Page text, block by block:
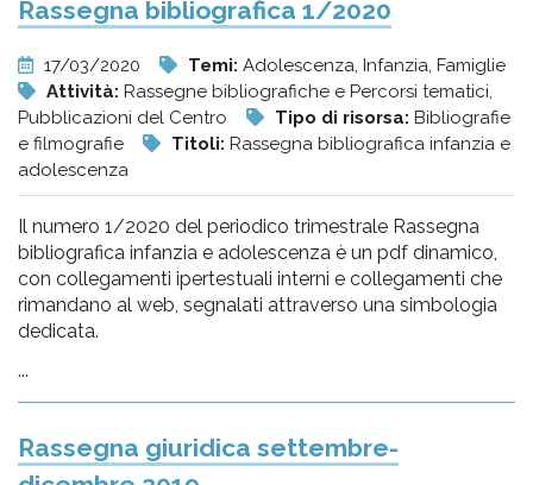
Rassegna bibliografica 1/2020
17/03/2020 Temi: Adolescenza, Infanzia, Famiglie
Attività: Rassegne bibliografiche e Percorsi tematici,
Pubblicazioni del Centro
Tipo di risorsa: Bibliografie
e filmografie
Titoli: Rassegna bibliografica infanzia e
adolescenza
Il numero 1/2020 del periodico trimestrale Rassegna
bibliografica infanzia e adolescenza è un pdf dinamico,
con collegamenti ipertestuali interni e collegamenti che
rimandano al web, segnalati attraverso una simbologia
dedicata.
...
Rassegna giuridica settembre-